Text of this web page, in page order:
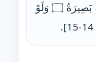
﴿بَلِ الْإِنسَانُ عَلَىٰ نَفْسِهِ بَصِيرَةٌ ۝ وَلَوْ